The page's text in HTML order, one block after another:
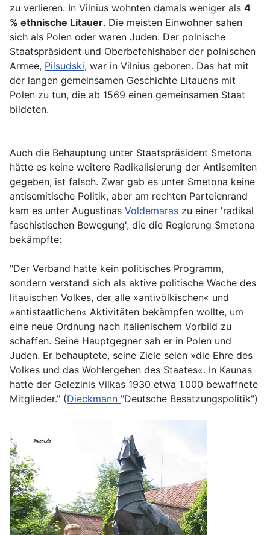
zu verlieren. In Vilnius wohnten damals weniger als 4
% ethnische Litauer. Die meisten Einwohner sahen
sich als Polen oder waren Juden. Der polnische
Staatspräsident und Oberbefehlshaber der polnischen
Armee, Pilsudski, war in Vilnius geboren. Das hat mit
der langen gemeinsamen Geschichte Litauens mit
Polen zu tun, die ab 1569 einen gemeinsamen Staat
bildeten.
Auch die Behauptung unter Staatspräsident Smetona
hätte es keine weitere Radikalisierung der Antisemiten
gegeben, ist falsch. Zwar gab es unter Smetona keine
antisemitische Politik, aber am rechten Parteienrand
kam es unter Augustinas Voldemaras zu einer 'radikal
faschistischen Bewegung', die die Regierung Smetona
bekämpfte:
"Der Verband hatte kein politisches Programm,
sondern verstand sich als aktive politische Wache des
litauischen Volkes, der alle »antivölkischen« und
»antistaatlichen« Aktivitäten bekämpfen wollte, um
eine neue Ordnung nach italienischem Vorbild zu
schaffen. Seine Hauptgegner sah er in Polen und
Juden. Er behauptete, seine Ziele seien »die Ehre des
Volkes und das Wohlergehen des Staates«. In Kaunas
hatte der Gelezinis Vilkas 1930 etwa 1.000 bewaffnete
Mitglieder." (Dieckmann "Deutsche Besatzungspolitik")